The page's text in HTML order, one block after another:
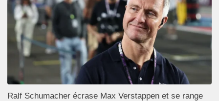
Ralf Schumacher écrase Max Verstappen et se range